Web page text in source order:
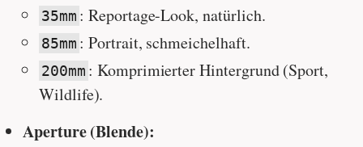
35mm : Reportage-Look, natürlich.
85mm : Portrait, schmeichelhaft.
200mm : Komprimierter Hintergrund (Sport,
Wildlife).
Aperture (Blende):